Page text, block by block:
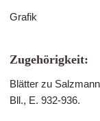
Grafik
Zugehörigkeit:
Blätter zu
Bll., E. 932-936.